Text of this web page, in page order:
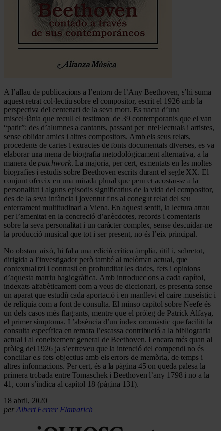
A l’allau de publicacions a l’entorn de l’Any Beethoven, s’hi suma
aquest retrat col·lectiu sobre el compositor, escrit el 1926 amb la
perspectiva del centenari de la seva mort. Es tracta d’una
miscel·lània que recull el testimoni de 39 contemporanis que el van
“patir”: des d’alumnes a cantants, passant per intel·lectuals i artistes,
sense oblidar amics i altres compositors. Amb els seus relats,
procedents de cartes i extractes de fonts documentals diverses, es va
elaborar una mena de biografia metodològicament alternativa, a la
manera de patchwork. La majoria, per cert, esmentats en les moltes
biografies i estudis sobre Beethoven escrits durant el segle XX. El
conjunt ofereix en una mirada plural que permet acostar-se a la
personalitat i alguns episodis significatius de la vida del compositor,
des de la seva infància i joventut fins al conegut relat del seu
enterrament multitudinari a Viena. En aquest sentit, la lectura atrau
per l’amenitat en la concreció d’anècdotes, records i comentaris
sobre la seva personalitat i un caràcter complex, sense descuidar-ne
la producció musical que tot i ser present, no és l’eix principal.
No obstant això, hi falta una edició crítica àmplia, útil i, sobretot,
dirigida a l’investigador però també al melòman actual, que
contextualitzi i contrasti en profunditat les dades, fets i opinions
d’aquesta matriu hagiogràfica. Amb introduccions a cada capítol,
indexats alfabèticament com a veus de diccionari, es presenta sense
un aparat que estudiï cada aportació i en manllevi el caire museístic i
de relíquia com a font de consulta. El minso capítol sobre Neefe és
un dels casos més flagrants, mentre que el pròleg de Patrick Alfaya,
el primer símptoma. L’absència d’un índex onomàstic que faciliti la
consulta específica en remata l’escassa contribució a la bibliografia
actual i al coneixement general de Beethoven. I encara més quan al
pròleg del 1926 ja s’entreveu que la intenció del compendi no és
conciliar els fets objectius amb els errors de memòria, de temps i
altres informacions. Per cert, és a la pàgina 45 on queda palesa la
primera trobada entre Tomaschek i Beethoven l’any 1798 i no a la
41, com s’indica al capítol 18 (pàgina 131).
18 abril, 2020
per Albert Ferrer Flamarich